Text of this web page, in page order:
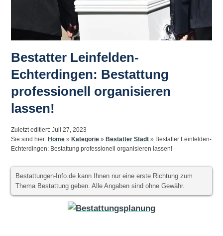
Bestatter Leinfelden-
Echterdingen: Bestattung
professionell organisieren
lassen!
Zuletzt editiert: Juli 27, 2023
Sie sind hier: Home » Kategorie » Bestatter Stadt » Bestatter Leinfelden-
Echterdingen: Bestattung professionell organisieren lassen!
Bestattungen-Info.de kann Ihnen nur eine erste Richtung zum
Thema Bestattung geben. Alle Angaben sind ohne Gewähr.